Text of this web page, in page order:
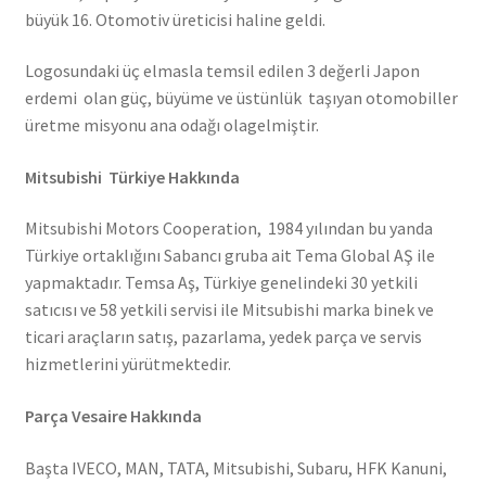
büyük 16. Otomotiv üreticisi haline geldi.
Logosundaki üç elmasla temsil edilen 3 değerli Japon
erdemi olan güç, büyüme ve üstünlük taşıyan otomobiller
üretme misyonu ana odağı olagelmiştir.
Mitsubishi Türkiye Hakkında
Mitsubishi Motors Cooperation, 1984 yılından bu yanda
Türkiye ortaklığını Sabancı gruba ait Tema Global AŞ ile
yapmaktadır. Temsa Aş, Türkiye genelindeki 30 yetkili
satıcısı ve 58 yetkili servisi ile Mitsubishi marka binek ve
ticari araçların satış, pazarlama, yedek parça ve servis
hizmetlerini yürütmektedir.
Parça Vesaire Hakkında
Başta IVECO, MAN, TATA, Mitsubishi, Subaru, HFK Kanuni,